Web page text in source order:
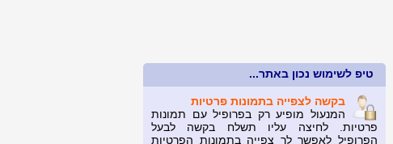
טיפ לשימוש נכון באתר...
בקשה לצפייה בתמונות פרטיות
המנעול מופיע רק בפרופיל עם תמונות
פרטיות. לחיצה עליו תשלח בקשה לבעל
הפרופיל לאפשר לך צפייה בתמונות הפרטיות